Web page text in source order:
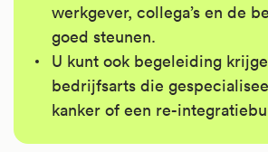
werkgever, collega’s en de
goed steunen.
U kunt ook begeleiding
bedrijfsarts die
kanker of een re-